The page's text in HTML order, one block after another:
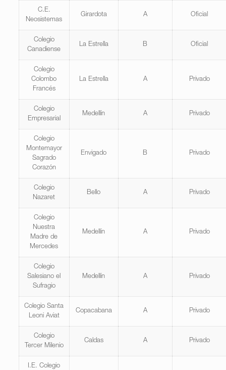
C.E.
Neosistemas
Girardota A Oficial
Colegio
Canadiense
La Estrella B Oficial
Colegio
Colombo
Francés
La Estrella A Privado
Colegio
Empresarial
Medellín A Privado
Colegio
Montemayor
Sagrado
Corazón
Envigado B Privado
Colegio
Nazaret
Bello A Privado
Colegio
Nuestra
Madre de
Mercedes
Medellín A Privado
Colegio
Salesiano el
Sufragio
Medellín A Privado
Colegio Santa
Leoni Aviat
Copacabana A Privado
Colegio
Tercer Milenio
Caldas A Privado
I.E. Colegio